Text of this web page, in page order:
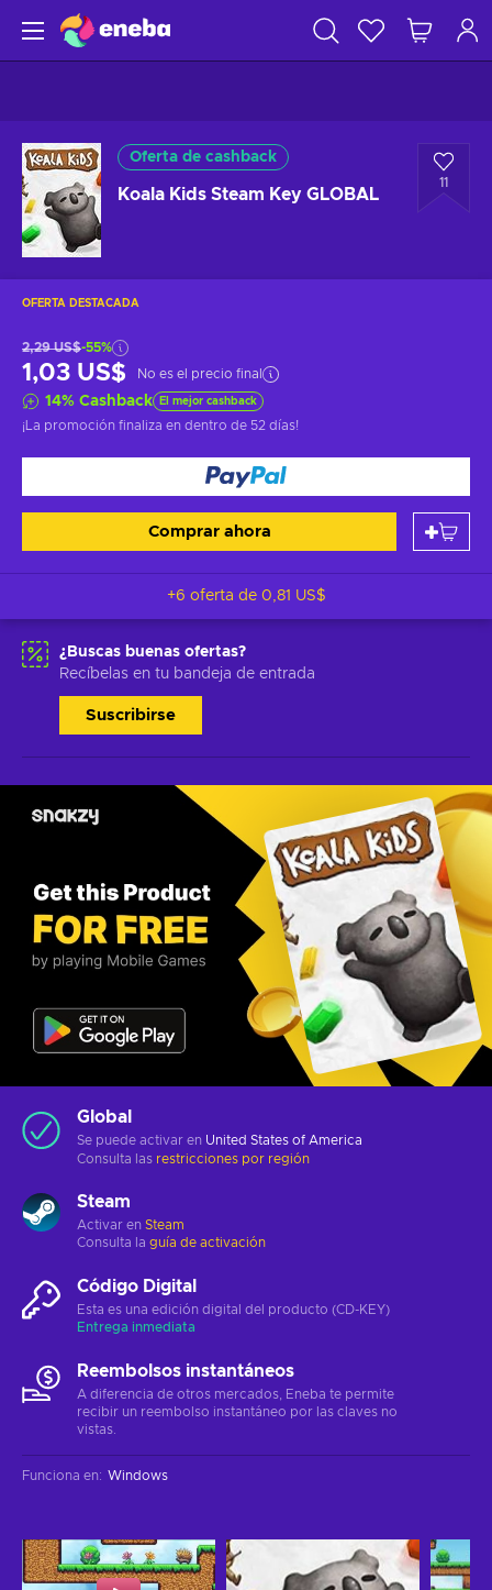
Oferta de cashback
Koala Kids Steam Key GLOBAL
11
OFERTA DESTACADA
2,29 US$-55%
1,03 US$ No es el precio final
14% Cashback El mejor cashback
¡La promoción finaliza en dentro de 52 días!
Comprar ahora
+6 oferta de 0,81 US$
¿Buscas buenas ofertas?
Recíbelas en tu bandeja de entrada
Suscribirse
Global
Se puede activar en United States of America
Consulta las restricciones por región
Steam
Activar en Steam
Consulta la guía de activación
Código Digital
Esta es una edición digital del producto (CD-KEY)
Entrega inmediata
Reembolsos instantáneos
A diferencia de otros mercados, Eneba te permite
recibir un reembolso instantáneo por las claves no
vistas.
Funciona en: Windows